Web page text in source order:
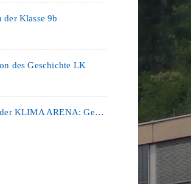
der Klasse 9b
des Geschichte LK
Kooperation mit der KLIMA ARENA: Gemeinsam für Nachhaltigkeit und Klimaschutz